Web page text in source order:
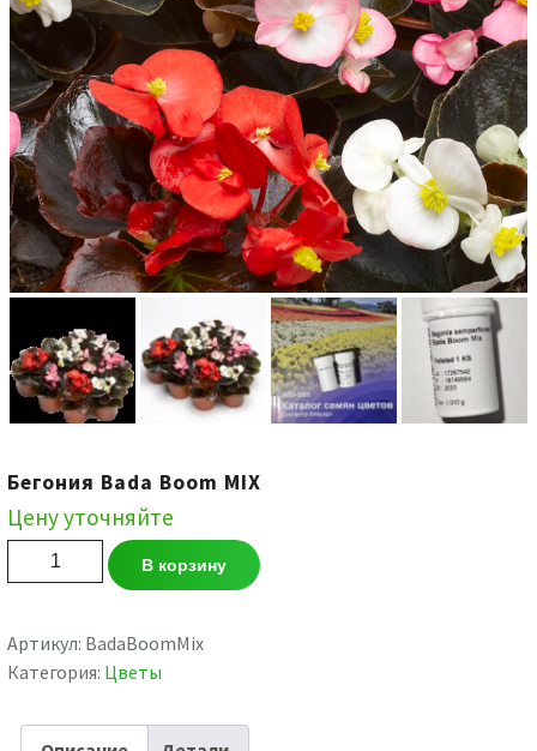
Бегония Bada Boom MIX
Цену уточняйте
Количество
товара
Bada
Boom
В корзину
Артикул: BadaBoomMix
Категория: Цветы